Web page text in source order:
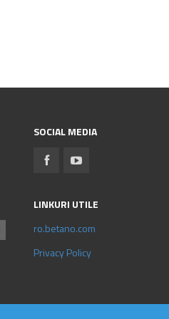
SOCIAL MEDIA
LINKURI UTILE
ro.betano.com
Privacy Policy